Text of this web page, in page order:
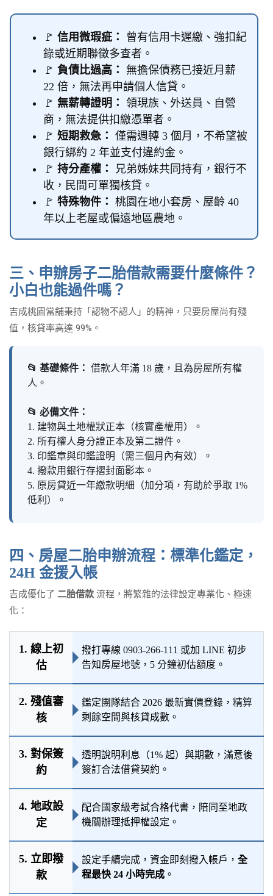
🚩 信用微瑕疵：
曾有信用卡遲繳、強扣紀
錄或近期聯徵多查者。
🚩 負債比過高：
無擔保債務已接近月薪
22 倍，無法再申請個人信貸。
🚩 無薪轉證明： 領現族、外送員、自營
商，無法提供扣繳憑單者。
🚩 短期救急： 僅需週轉 3 個月，不希望被
銀行綁約 2 年並支付違約金。
🚩 持分產權：
兄弟姊妹共同持有，銀行不
收，民間可單獨核貸。
🚩 特殊物件： 桃園在地小套房、屋齡 40
年以上老屋或偏遠地區農地。
三、申辦房子二胎借款需要什麼條件？
小白也能過件嗎？
吉成桃園當舖秉持「認物不認人」的精神，只要房屋尚有殘
值，核貸率高達 99%。
📂 基礎條件： 借款人年滿 18 歲，且為房屋所有權
人。
📂 必備文件：
1. 建物與土地權狀正本（核實產權用）。
2. 所有權人身分證正本及第二證件。
3. 印鑑章與印鑑證明（需三個月內有效）。
4. 撥款用銀行存摺封面影本。
5. 原房貸近一年繳款明細（加分項，有助於爭取 1%
低利）。
四、房屋二胎申辦流程：標準化鑑定，
24H 金援入帳
吉成優化了 二胎借款 流程，將繁雜的法律設定專業化、極速
化：
1. 線上初
估
撥打專線 0903-266-111 或加 LINE 初步
告知房屋地號，5 分鐘初估額度。
2. 殘值審
核
鑑定團隊結合 2026 最新實價登錄，精算
剩餘空間與核貸成數。
3. 對保簽
約
透明說明利息（1% 起）與期數，滿意後
簽訂合法借貸契約。
4. 地政設
定
配合國家級考試合格代書，陪同至地政
機關辦理抵押權設定。
5. 立即撥
款
設定手續完成，資金即刻撥入帳戶， 全
程最快 24 小時完成 。